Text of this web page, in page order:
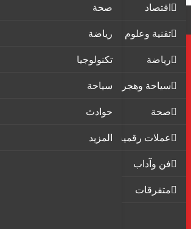
اقتصاد
تقنية وعلوم
رياضة
سياحة وهجرة
صحة
عملات رقمية
فن وآداب
متفرقات
صحة
رياضة
تكنولوجيا
سياحة
حوادث
المزيد